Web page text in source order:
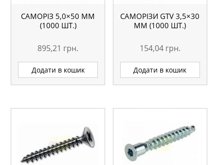
САМОРІЗ 5,0×50 ММ
(1000 ШТ.)
895,21 грн.
Додати в кошик
САМОРІЗИ GTV 3,5×30
ММ (1000 ШТ.)
154,04 грн.
Додати в кошик